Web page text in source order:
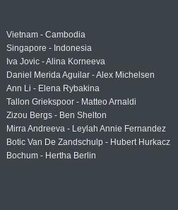
Vietnam - Cambodia
Singapore - Indonesia
Iva Jovic - Alina Korneeva
Daniel Merida Aguilar - Alex Michelsen
Ann Li - Elena Rybakina
Tallon Griekspoor - Matteo Arnaldi
Zizou Bergs - Ben Shelton
Mirra Andreeva - Leylah Annie Fernandez
Botic Van De Zandschulp - Hubert Hurkacz
Bochum - Hertha Berlin